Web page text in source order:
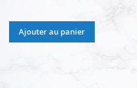
Ajouter au panier